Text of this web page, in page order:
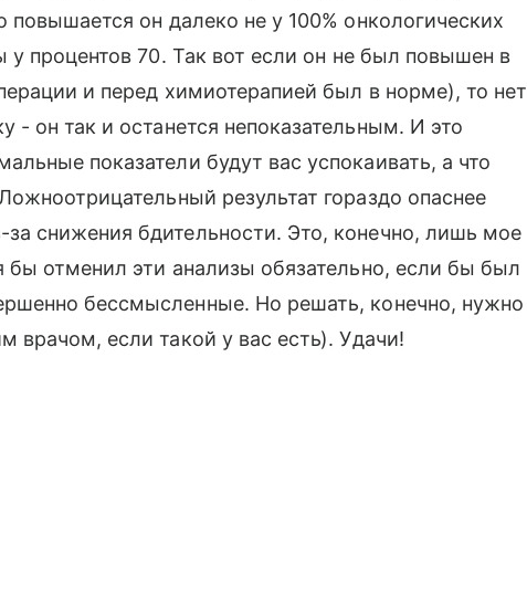
повышается он далеко не у 100% онкологических
у процентов 70. Так вот если он не был повышен в
и перед химиотерапией был в норме), то нет
- он так и останется непоказательным. И это
показатели будут вас успокаивать, а что
результат гораздо опаснее
снижения бдительности. Это, конечно, лишь мое
бы отменил эти анализы обязательно, если бы был
бессмысленные. Но решать, конечно, нужно
если такой у вас есть). Удачи!